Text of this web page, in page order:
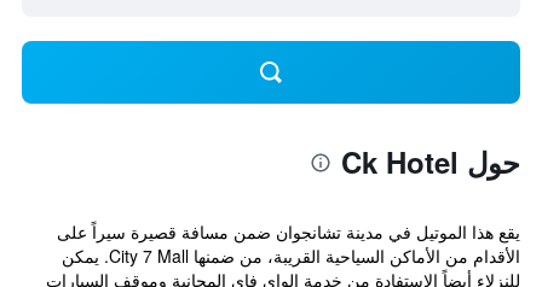
حول Ck Hotel
يقع هذا الموتيل في مدينة تشانجوان ضمن مسافة قصيرة سيراً على
الأقدام من الأماكن السياحية القريبة، من ضمنها City 7 Mall. يمكن
للنزلاء أيضاً الاستفادة من خدمة الواي فاي المجانية وموقف السيارات